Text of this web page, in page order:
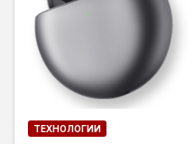
ТЕХНОЛОГИИ